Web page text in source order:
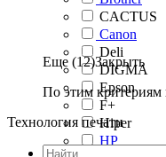
CACTUS
Canon
Deli
DIGMA
Epson
F+
Hiper
HP
Еще (12)Закрыть
По этим критериям
Технология печати